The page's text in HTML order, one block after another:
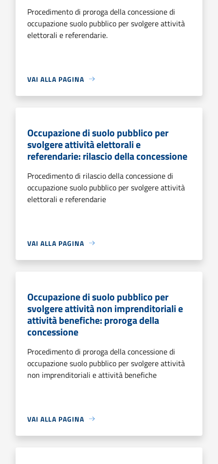
Procedimento di proroga della concessione di
occupazione suolo pubblico per svolgere attività
elettorali e referendarie.
VAI ALLA PAGINA
Occupazione di suolo pubblico per
svolgere attività elettorali e
referendarie: rilascio della concessione
Procedimento di rilascio della concessione di
occupazione suolo pubblico per svolgere attività
elettorali e referendarie
VAI ALLA PAGINA
Occupazione di suolo pubblico per
svolgere attività non imprenditoriali e
attività benefiche: proroga della
concessione
Procedimento di proroga della concessione di
occupazione suolo pubblico per svolgere attività
non imprenditoriali e attività benefiche
VAI ALLA PAGINA